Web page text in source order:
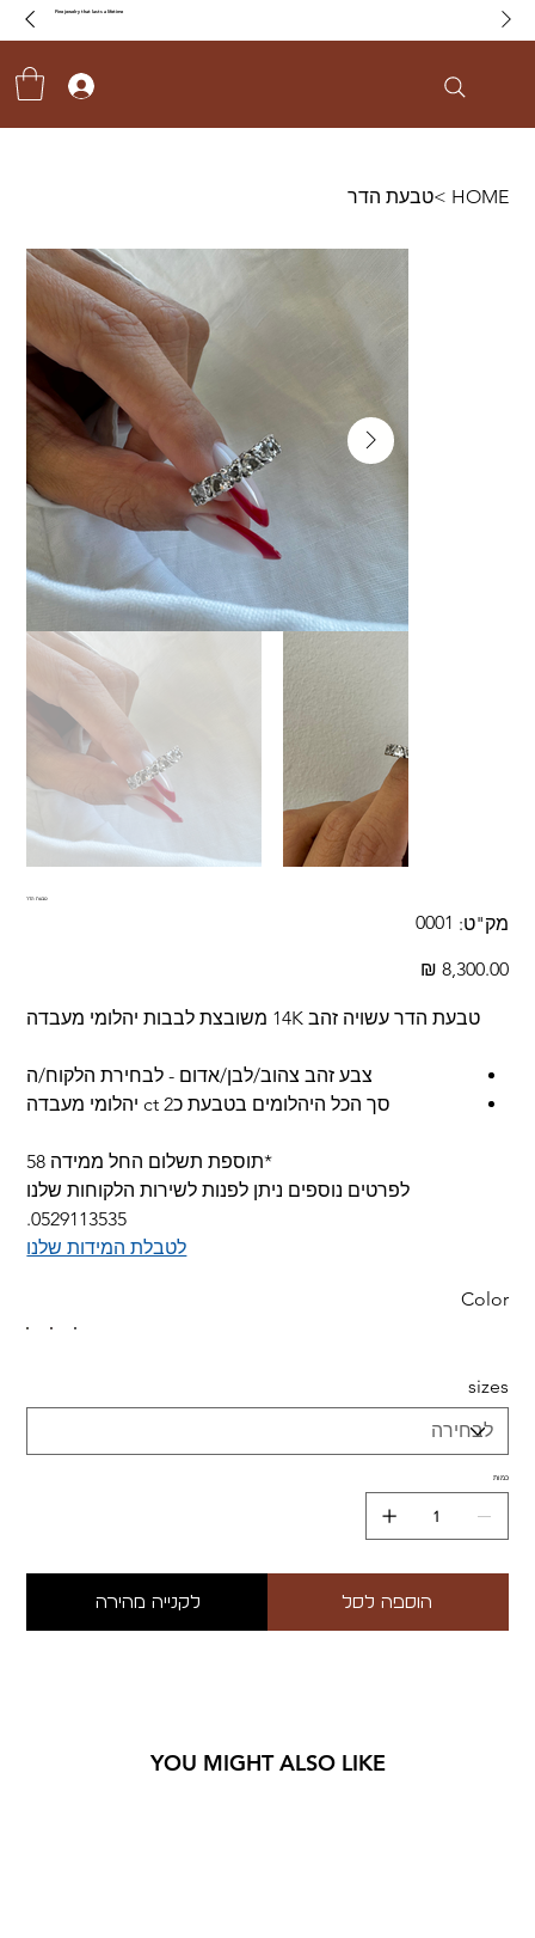
Fine jewelry that lasts a lifetime
HOME
>טבעת הדר
טבעת הדר
מק"ט:
מק"ט
0001
0001
מחיר ‏8,300.00 ‏₪
טבעת הדר עשויה זהב 14K משובצת לבבות יהלומי מעבדה
צבע זהב צהוב/לבן/אדום - לבחירת הלקוח/ה
סך הכל היהלומים בטבעת כ2 ct יהלומי מעבדה
*תוספת תשלום החל ממידה 58
לפרטים נוספים ניתן לפנות לשירות הלקוחות שלנו
0529113535.
לטבלת המידות שלנו
Color
sizes
כמות
הוספה לסל לקנייה מהירה
YOU MIGHT ALSO LIKE